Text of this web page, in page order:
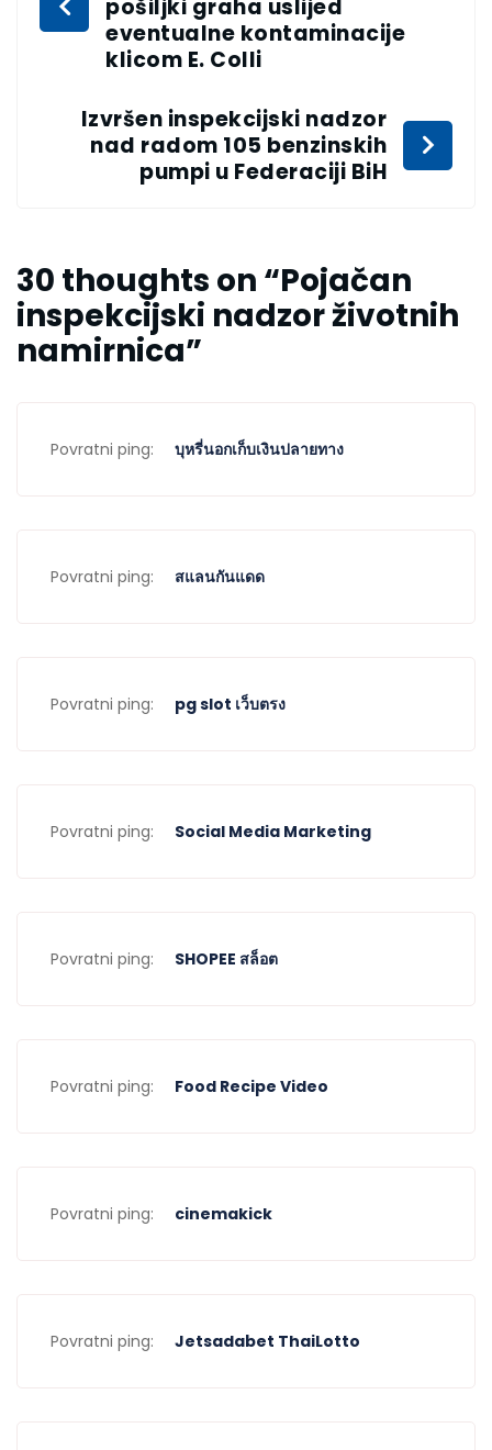
pošiljki graha uslijed
eventualne kontaminacije
klicom E. Colli
Izvršen inspekcijski nadzor
nad radom 105 benzinskih
pumpi u Federaciji BiH
30 thoughts on “Pojačan
inspekcijski nadzor životnih
namirnica”
Povratni ping: บุหรี่นอกเก็บเงินปลายทาง
Povratni ping: สแลนกันแดด
Povratni ping: pg slot เว็บตรง
Povratni ping: Social Media Marketing
Povratni ping: SHOPEE สล็อต
Povratni ping: Food Recipe Video
Povratni ping: cinemakick
Povratni ping: Jetsadabet ThaiLotto